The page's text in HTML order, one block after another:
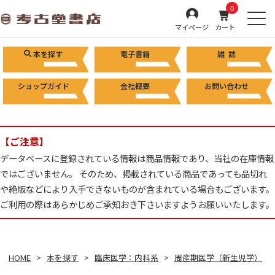
マイページ カート
0
本を探す 電子書籍 雑 誌
ショップガイド 会社概要 お問い合わせ
【ご注意】
データベースに登録されている情報は商品情報であり、当社の在庫情報
ではございません。 そのため、掲載されている商品であっても品切れ
や絶版などにより入手できないものが含まれている場合もございます。
ご利用の際はあらかじめご承知おき下さいますようお願いいたします。
HOME 本を探す 臨床医学：内科系 周産期医学（新生児学）